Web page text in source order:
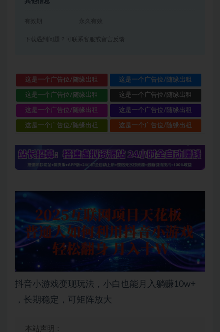
其他信息
有效期 永久有效
下载遇到问题？可联系客服或留言反馈
这是一个广告位/随缘出租 这是一个广告位/随缘出租
这是一个广告位/随缘出租 这是一个广告位/随缘出租
这是一个广告位/随缘出租 这是一个广告位/随缘出租
这是一个广告位/随缘出租 这是一个广告位/随缘出租
抖音小游戏变现玩法，小白也能月入躺赚10w+
，长期稳定，可矩阵放大
本站声明：